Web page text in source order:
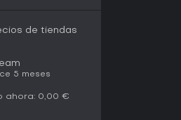
ciento de
a los fans
adictivo y
de tiendas
5 meses
ahora: 0,00 €